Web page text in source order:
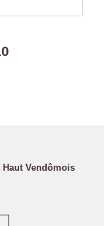
Vendômois